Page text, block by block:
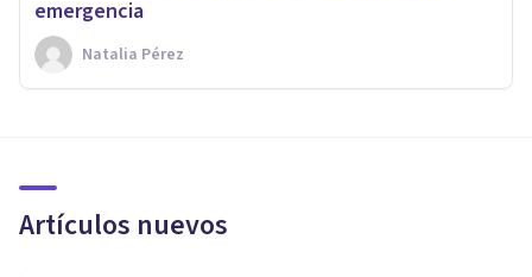
emergencia
Natalia Pérez
Artículos nuevos